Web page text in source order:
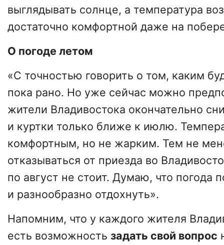
выглядывать солнце, а температура
достаточно комфортной даже на
О погоде летом
«С точностью говорить о том, каким
пока рано. Но уже сейчас можно
жители Владивостока окончательно
и куртки только ближе к июлю.
комфортным, но не жарким. Тем не
отказываться от приезда во
по август не стоит. Думаю, что погода
и разнообразно отдохнуть».
Напомним, что у каждого жителя
есть возможность задать свой вопрос